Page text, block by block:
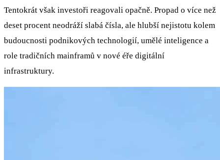
Tentokrát však investoři reagovali opačně. Propad o více než
deset procent neodráží slabá čísla, ale hlubší nejistotu kolem
budoucnosti podnikových technologií, umělé inteligence a
role tradičních mainframů v nové éře digitální
infrastruktury.